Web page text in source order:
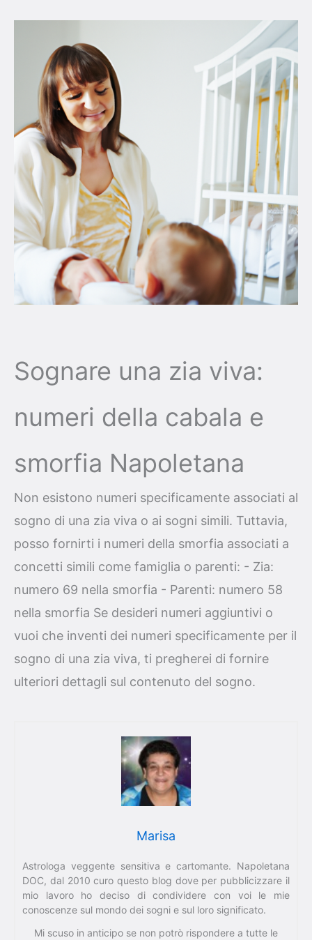
Sognare una zia viva:
numeri della cabala e
smorfia Napoletana
Non esistono numeri specificamente associati al
sogno di una zia viva o ai sogni simili. Tuttavia,
posso fornirti i numeri della smorfia associati a
concetti simili come famiglia o parenti: - Zia:
numero 69 nella smorfia - Parenti: numero 58
nella smorfia Se desideri numeri aggiuntivi o
vuoi che inventi dei numeri specificamente per il
sogno di una zia viva, ti pregherei di fornire
ulteriori dettagli sul contenuto del sogno.
Marisa
Astrologa veggente sensitiva e cartomante. Napoletana
DOC, dal 2010 curo questo blog dove per pubblicizzare il
mio lavoro ho deciso di condividere con voi le mie
conoscenze sul mondo dei sogni e sul loro significato.
Mi scuso in anticipo se non potrò rispondere a tutte le